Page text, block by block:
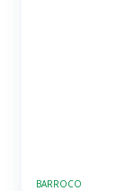
BARROCO